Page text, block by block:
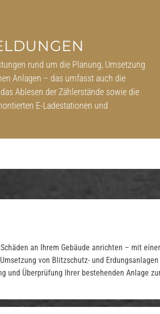
rund um die Planung, Umsetzung
Anlagen – das umfasst auch die
Ablesen der Zählerstände sowie die
E-Ladestationen und
an Ihrem Gebäude anrichten – mit
von Blitzschutz- und
und Überprüfung Ihrer bestehenden Anlage